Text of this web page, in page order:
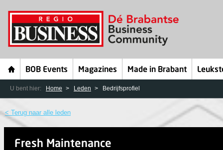
BOB Events Magazines Made in Brabant
U bent hier: Home Leden Bedrijfsprofiel
< Terug naar alle leden
Fresh Maintenance